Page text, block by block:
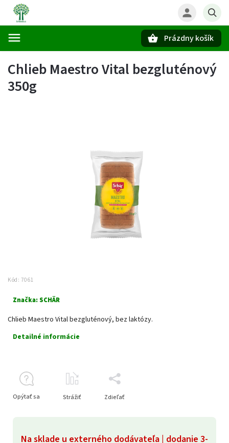
Prázdny košík
Chlieb Maestro Vital bezgluténový
350g
Kód: 7061
Značka: SCHÄR
Na sklade u externého dodávateľa | dodanie 3-
Chlieb Maestro Vital bezgluténový, bez laktózy.
Detailné informácie
Opýtať sa Strážiť Zdieľať